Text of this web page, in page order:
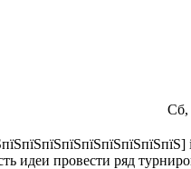
Сб,
идеи провести ряд